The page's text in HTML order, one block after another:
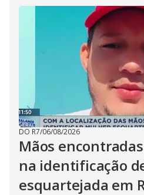
DO R7/06/08/2026
Mãos
na identificação
esquartejada em